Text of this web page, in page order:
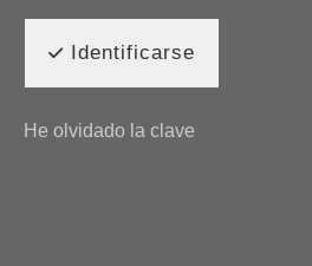
Identificarse
He olvidado la clave